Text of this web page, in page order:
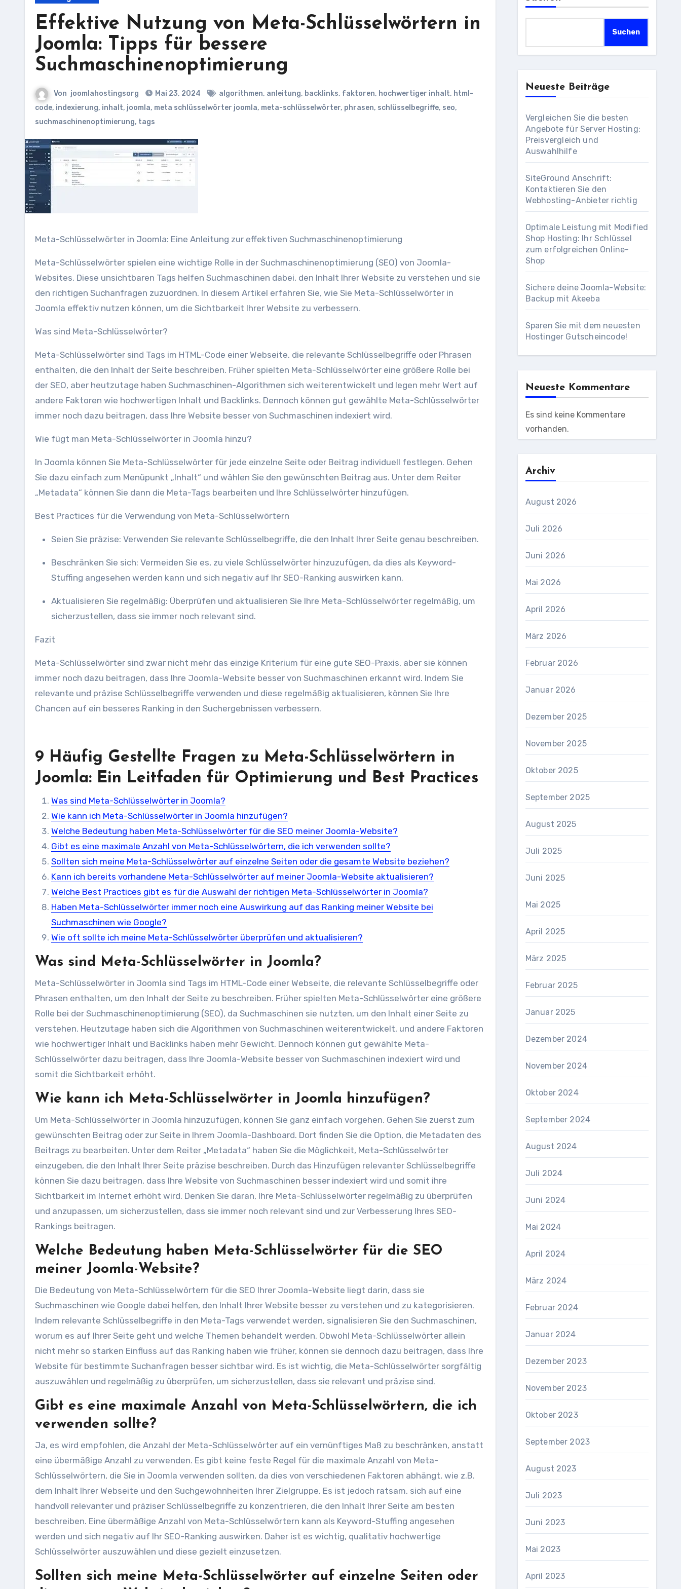
Effektive Nutzung von Meta-Schlüsselwörtern in
Joomla: Tipps für bessere
Suchmaschinenoptimierung
Von joomlahostingsorg Mai 23, 2024 algorithmen, anleitung, backlinks, faktoren, hochwertiger inhalt, html-
code, indexierung, inhalt, joomla, meta schlüsselwörter joomla, meta-schlüsselwörter, phrasen, schlüsselbegriffe, seo,
suchmaschinenoptimierung, tags
Meta-Schlüsselwörter in Joomla: Eine Anleitung zur effektiven Suchmaschinenoptimierung
Meta-Schlüsselwörter spielen eine wichtige Rolle in der Suchmaschinenoptimierung (SEO) von Joomla-
Websites. Diese unsichtbaren Tags helfen Suchmaschinen dabei, den Inhalt Ihrer Website zu verstehen und sie
den richtigen Suchanfragen zuzuordnen. In diesem Artikel erfahren Sie, wie Sie Meta-Schlüsselwörter in
Joomla effektiv nutzen können, um die Sichtbarkeit Ihrer Website zu verbessern.
Was sind Meta-Schlüsselwörter?
Meta-Schlüsselwörter sind Tags im HTML-Code einer Webseite, die relevante Schlüsselbegriffe oder Phrasen
enthalten, die den Inhalt der Seite beschreiben. Früher spielten Meta-Schlüsselwörter eine größere Rolle bei
der SEO, aber heutzutage haben Suchmaschinen-Algorithmen sich weiterentwickelt und legen mehr Wert auf
andere Faktoren wie hochwertigen Inhalt und Backlinks. Dennoch können gut gewählte Meta-Schlüsselwörter
immer noch dazu beitragen, dass Ihre Website besser von Suchmaschinen indexiert wird.
Wie fügt man Meta-Schlüsselwörter in Joomla hinzu?
In Joomla können Sie Meta-Schlüsselwörter für jede einzelne Seite oder Beitrag individuell festlegen. Gehen
Sie dazu einfach zum Menüpunkt „Inhalt“ und wählen Sie den gewünschten Beitrag aus. Unter dem Reiter
„Metadata“ können Sie dann die Meta-Tags bearbeiten und Ihre Schlüsselwörter hinzufügen.
Best Practices für die Verwendung von Meta-Schlüsselwörtern
Seien Sie präzise: Verwenden Sie relevante Schlüsselbegriffe, die den Inhalt Ihrer Seite genau beschreiben.
Beschränken Sie sich: Vermeiden Sie es, zu viele Schlüsselwörter hinzuzufügen, da dies als Keyword-
Stuffing angesehen werden kann und sich negativ auf Ihr SEO-Ranking auswirken kann.
Aktualisieren Sie regelmäßig: Überprüfen und aktualisieren Sie Ihre Meta-Schlüsselwörter regelmäßig, um
sicherzustellen, dass sie immer noch relevant sind.
Fazit
Meta-Schlüsselwörter sind zwar nicht mehr das einzige Kriterium für eine gute SEO-Praxis, aber sie können
immer noch dazu beitragen, dass Ihre Joomla-Website besser von Suchmaschinen erkannt wird. Indem Sie
relevante und präzise Schlüsselbegriffe verwenden und diese regelmäßig aktualisieren, können Sie Ihre
Chancen auf ein besseres Ranking in den Suchergebnissen verbessern.
9 Häufig Gestellte Fragen zu Meta-Schlüsselwörtern in
Joomla: Ein Leitfaden für Optimierung und Best Practices
Was sind Meta-Schlüsselwörter in Joomla?
Wie kann ich Meta-Schlüsselwörter in Joomla hinzufügen?
Welche Bedeutung haben Meta-Schlüsselwörter für die SEO meiner Joomla-Website?
Gibt es eine maximale Anzahl von Meta-Schlüsselwörtern, die ich verwenden sollte?
Sollten sich meine Meta-Schlüsselwörter auf einzelne Seiten oder die gesamte Website beziehen?
Kann ich bereits vorhandene Meta-Schlüsselwörter auf meiner Joomla-Website aktualisieren?
Welche Best Practices gibt es für die Auswahl der richtigen Meta-Schlüsselwörter in Joomla?
Haben Meta-Schlüsselwörter immer noch eine Auswirkung auf das Ranking meiner Website bei
Suchmaschinen wie Google?
Wie oft sollte ich meine Meta-Schlüsselwörter überprüfen und aktualisieren?
Was sind Meta-Schlüsselwörter in Joomla?
Meta-Schlüsselwörter in Joomla sind Tags im HTML-Code einer Webseite, die relevante Schlüsselbegriffe oder
Phrasen enthalten, um den Inhalt der Seite zu beschreiben. Früher spielten Meta-Schlüsselwörter eine größere
Rolle bei der Suchmaschinenoptimierung (SEO), da Suchmaschinen sie nutzten, um den Inhalt einer Seite zu
verstehen. Heutzutage haben sich die Algorithmen von Suchmaschinen weiterentwickelt, und andere Faktoren
wie hochwertiger Inhalt und Backlinks haben mehr Gewicht. Dennoch können gut gewählte Meta-
Schlüsselwörter dazu beitragen, dass Ihre Joomla-Website besser von Suchmaschinen indexiert wird und
somit die Sichtbarkeit erhöht.
Wie kann ich Meta-Schlüsselwörter in Joomla hinzufügen?
Um Meta-Schlüsselwörter in Joomla hinzuzufügen, können Sie ganz einfach vorgehen. Gehen Sie zuerst zum
gewünschten Beitrag oder zur Seite in Ihrem Joomla-Dashboard. Dort finden Sie die Option, die Metadaten des
Beitrags zu bearbeiten. Unter dem Reiter „Metadata“ haben Sie die Möglichkeit, Meta-Schlüsselwörter
einzugeben, die den Inhalt Ihrer Seite präzise beschreiben. Durch das Hinzufügen relevanter Schlüsselbegriffe
können Sie dazu beitragen, dass Ihre Website von Suchmaschinen besser indexiert wird und somit ihre
Sichtbarkeit im Internet erhöht wird. Denken Sie daran, Ihre Meta-Schlüsselwörter regelmäßig zu überprüfen
und anzupassen, um sicherzustellen, dass sie immer noch relevant sind und zur Verbesserung Ihres SEO-
Rankings beitragen.
Welche Bedeutung haben Meta-Schlüsselwörter für die SEO
meiner Joomla-Website?
Die Bedeutung von Meta-Schlüsselwörtern für die SEO Ihrer Joomla-Website liegt darin, dass sie
Suchmaschinen wie Google dabei helfen, den Inhalt Ihrer Website besser zu verstehen und zu kategorisieren.
Indem relevante Schlüsselbegriffe in den Meta-Tags verwendet werden, signalisieren Sie den Suchmaschinen,
worum es auf Ihrer Seite geht und welche Themen behandelt werden. Obwohl Meta-Schlüsselwörter allein
nicht mehr so starken Einfluss auf das Ranking haben wie früher, können sie dennoch dazu beitragen, dass Ihre
Website für bestimmte Suchanfragen besser sichtbar wird. Es ist wichtig, die Meta-Schlüsselwörter sorgfältig
auszuwählen und regelmäßig zu überprüfen, um sicherzustellen, dass sie relevant und präzise sind.
Gibt es eine maximale Anzahl von Meta-Schlüsselwörtern, die ich
verwenden sollte?
Ja, es wird empfohlen, die Anzahl der Meta-Schlüsselwörter auf ein vernünftiges Maß zu beschränken, anstatt
eine übermäßige Anzahl zu verwenden. Es gibt keine feste Regel für die maximale Anzahl von Meta-
Schlüsselwörtern, die Sie in Joomla verwenden sollten, da dies von verschiedenen Faktoren abhängt, wie z.B.
dem Inhalt Ihrer Webseite und den Suchgewohnheiten Ihrer Zielgruppe. Es ist jedoch ratsam, sich auf eine
handvoll relevanter und präziser Schlüsselbegriffe zu konzentrieren, die den Inhalt Ihrer Seite am besten
beschreiben. Eine übermäßige Anzahl von Meta-Schlüsselwörtern kann als Keyword-Stuffing angesehen
werden und sich negativ auf Ihr SEO-Ranking auswirken. Daher ist es wichtig, qualitativ hochwertige
Schlüsselwörter auszuwählen und diese gezielt einzusetzen.
Sollten sich meine Meta-Schlüsselwörter auf einzelne Seiten oder
Suchen
Neueste Beiträge
Vergleichen Sie die besten
Angebote für Server Hosting:
Preisvergleich und
Auswahlhilfe
SiteGround Anschrift:
Kontaktieren Sie den
Webhosting-Anbieter richtig
Optimale Leistung mit Modified
Shop Hosting: Ihr Schlüssel
zum erfolgreichen Online-
Shop
Sichere deine Joomla-Website:
Backup mit Akeeba
Sparen Sie mit dem neuesten
Hostinger Gutscheincode!
Neueste Kommentare
Es sind keine Kommentare
vorhanden.
Archiv
August 2026
Juli 2026
Juni 2026
Mai 2026
April 2026
März 2026
Februar 2026
Januar 2026
Dezember 2025
November 2025
Oktober 2025
September 2025
August 2025
Juli 2025
Juni 2025
Mai 2025
April 2025
März 2025
Februar 2025
Januar 2025
Dezember 2024
November 2024
Oktober 2024
September 2024
August 2024
Juli 2024
Juni 2024
Mai 2024
April 2024
März 2024
Februar 2024
Januar 2024
Dezember 2023
November 2023
Oktober 2023
September 2023
August 2023
Juli 2023
Juni 2023
Mai 2023
April 2023